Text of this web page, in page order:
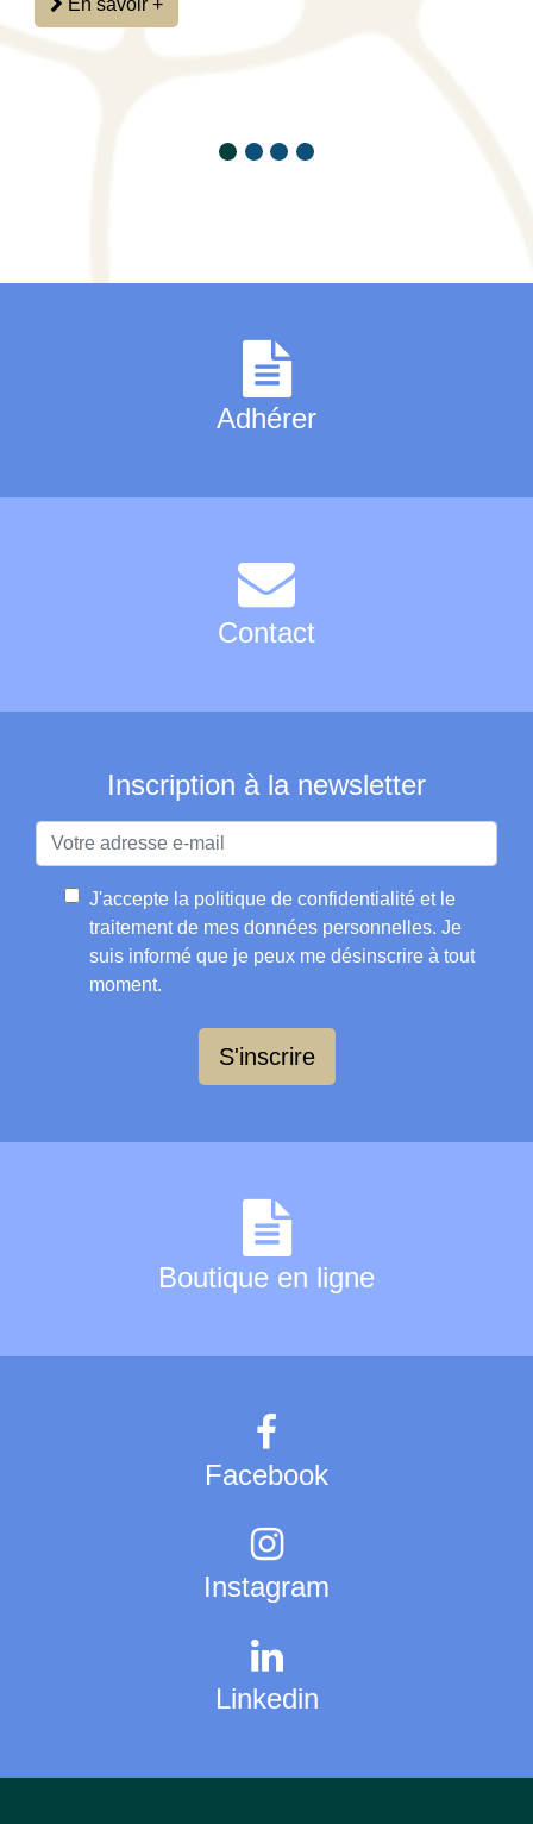
En savoir +
Adhérer
Contact
Inscription à la newsletter
J'accepte la politique de confidentialité et le
traitement de mes données personnelles. Je
suis informé que je peux me désinscrire à tout
moment.
S'inscrire
Boutique en ligne
Facebook
Instagram
Linkedin